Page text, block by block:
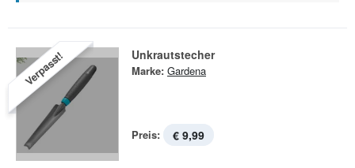
Verpasst! Unkrautstecher
Marke: Gardena
Preis: € 9,99